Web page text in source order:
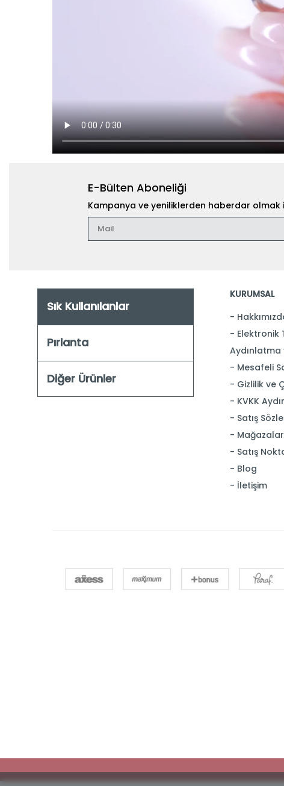
E-Bülten Aboneliği
Kampanya ve yeniliklerden haberdar
Sık Kullanılanlar
Pırlanta
Diğer Ürünler
KURUMSAL
Elektronik
Aydınlatma
Mesafeli
Gizlilik ve
KVKK
Satış
Satış
Blog
İletişim